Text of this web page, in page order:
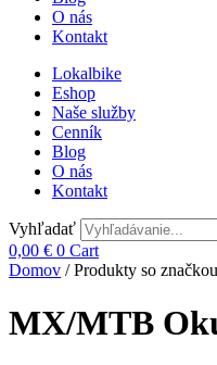
O nás
Kontakt
Lokalbike
Eshop
Naše služby
Cenník
Blog
O nás
Kontakt
Vyhľadať
0,00 € 0 Cart
Domov / Produkty so
MX/MTB